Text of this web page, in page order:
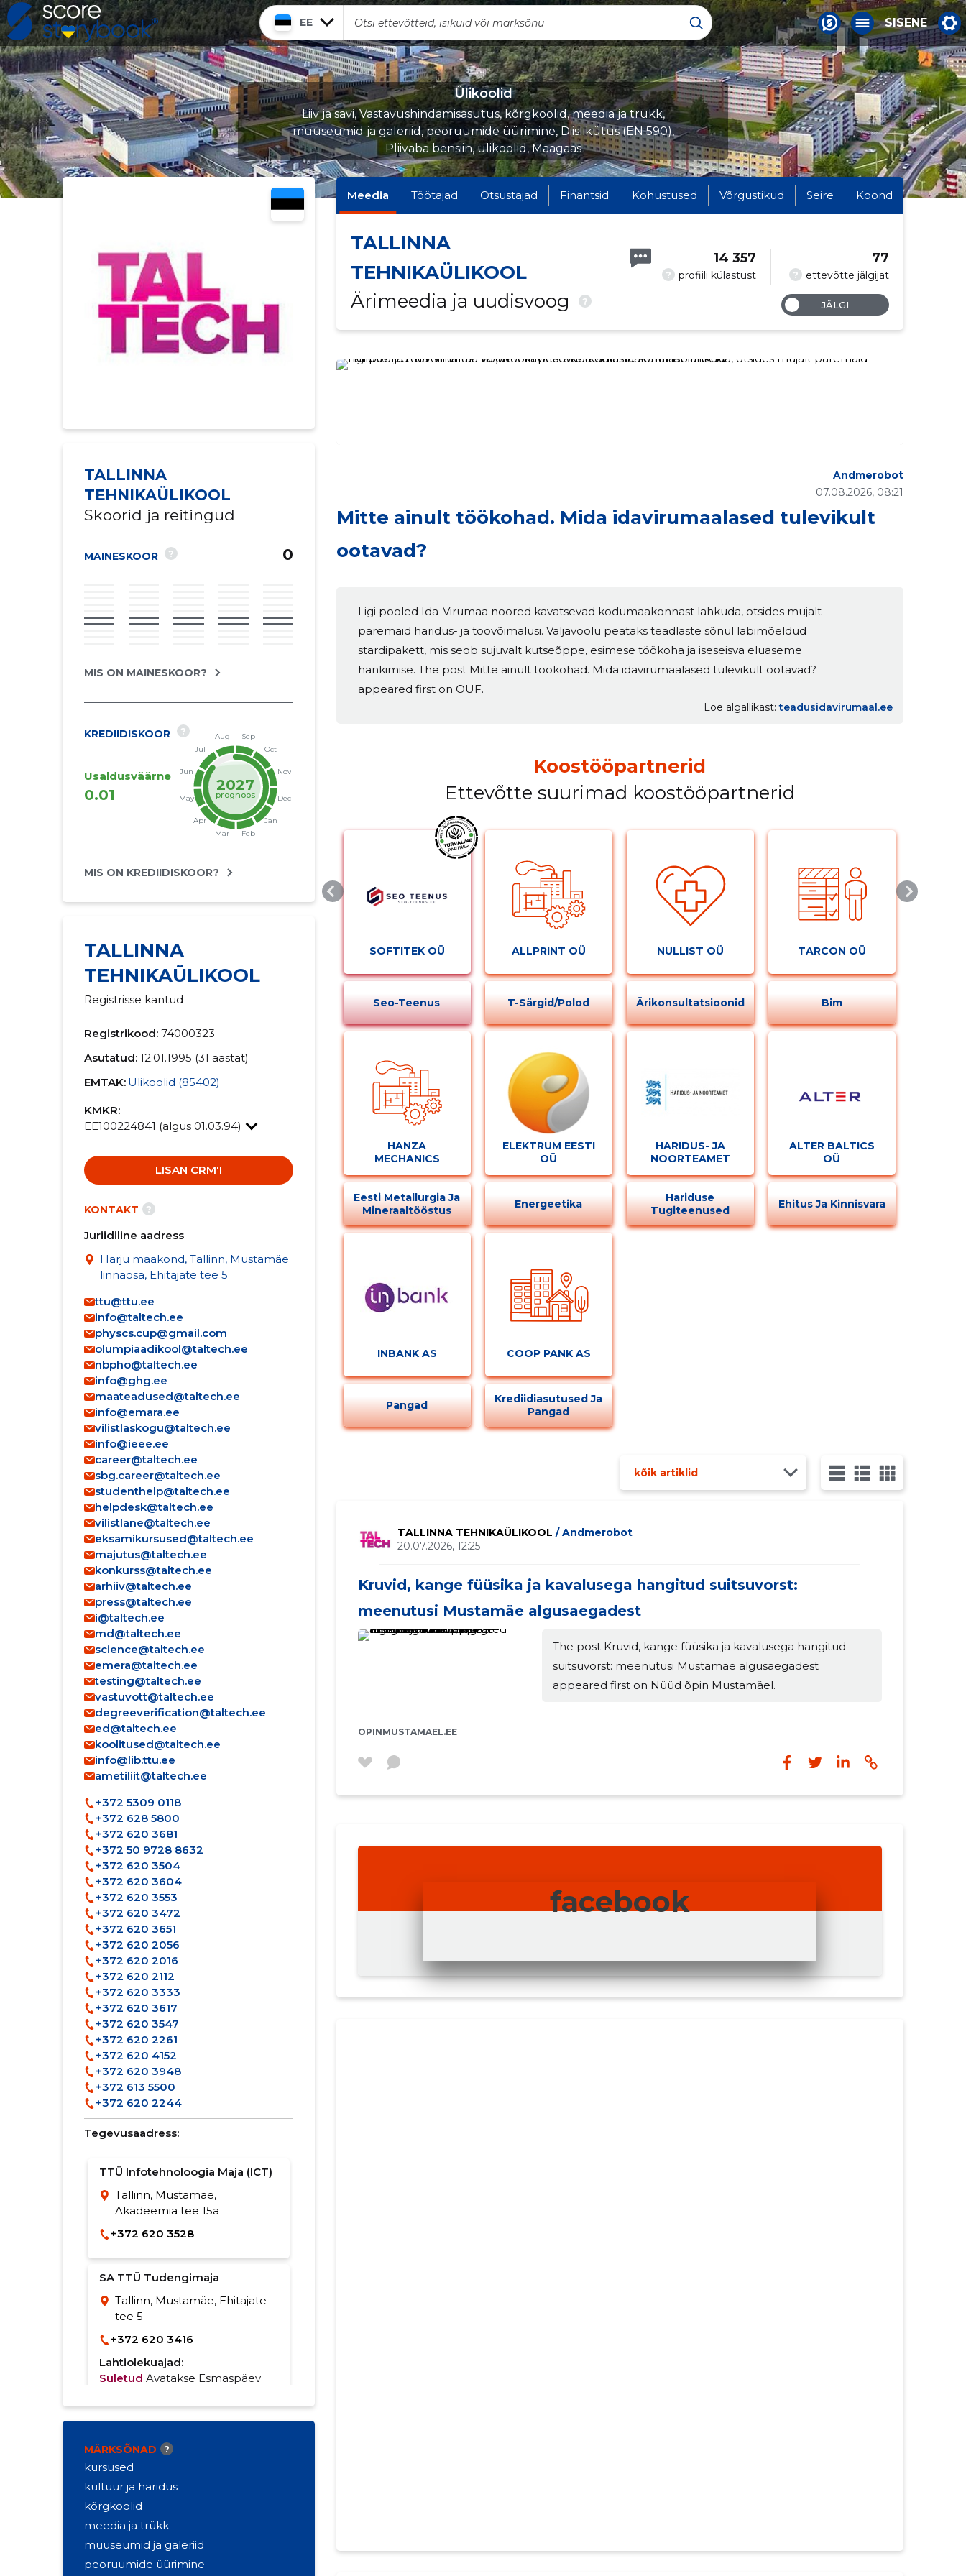
EE SISENE
Ülikoolid
Liiv ja savi, Vastavushindamisasutus, kõrgkoolid, meedia ja trükk,
muuseumid ja galeriid, peoruumide üürimine, Diislikütus (EN 590),
Pliivaba bensiin, ülikoolid, Maagaas
TALLINNA
TEHNIKAÜLIKOOL
Skoorid ja reitingud
MAINESKOOR ? 0
MIS ON MAINESKOOR?
KREDIIDISKOOR ?
Usaldusväärne
0.01
2027
prognoos
MIS ON KREDIIDISKOOR?
TALLINNA
TEHNIKAÜLIKOOL
Registrisse kantud
Registrikood: 74000323
Asutatud: 12.01.1995 (31 aastat)
EMTAK: Ülikoolid (85402)
KMKR:
EE100224841 (algus 01.03.94)
LISAN CRM'I
KONTAKT ?
Juriidiline aadress
Harju maakond, Tallinn, Mustamäe
linnaosa, Ehitajate tee 5
ttu@ttu.ee
info@taltech.ee
physcs.cup@gmail.com
olumpiaadikool@taltech.ee
nbpho@taltech.ee
info@ghg.ee
maateadused@taltech.ee
info@emara.ee
vilistlaskogu@taltech.ee
info@ieee.ee
career@taltech.ee
sbg.career@taltech.ee
studenthelp@taltech.ee
helpdesk@taltech.ee
vilistlane@taltech.ee
eksamikursused@taltech.ee
majutus@taltech.ee
konkurss@taltech.ee
arhiiv@taltech.ee
press@taltech.ee
i@taltech.ee
md@taltech.ee
science@taltech.ee
emera@taltech.ee
testing@taltech.ee
vastuvott@taltech.ee
degreeverification@taltech.ee
ed@taltech.ee
koolitused@taltech.ee
info@lib.ttu.ee
ametiliit@taltech.ee
+372 5309 0118
+372 628 5800
+372 620 3681
+372 50 9728 8632
+372 620 3504
+372 620 3604
+372 620 3553
+372 620 3472
+372 620 3651
+372 620 2056
+372 620 2016
+372 620 2112
+372 620 3333
+372 620 3617
+372 620 3547
+372 620 2261
+372 620 4152
+372 620 3948
+372 613 5500
+372 620 2244
Tegevusaadress:
TTÜ Infotehnoloogia Maja (ICT)
Tallinn, Mustamäe,
Akadeemia tee 15a
+372 620 3528
SA TTÜ Tudengimaja
Tallinn, Mustamäe, Ehitajate
tee 5
+372 620 3416
Lahtiolekuajad:
Suletud Avatakse Esmaspäev
FinEst Centre for Smart Cities
Tallinn, Mustamäe, Ehitajate
tee 5
Lahtiolekuajad:
SuletudAvatakse Esmaspäev
MÄRKSÕNAD ?
kursused
kultuur ja haridus
kõrgkoolid
meedia ja trükk
muuseumid ja galeriid
peoruumide üürimine
Meedia Töötajad Otsustajad Finantsid Kohustused Võrgustikud Seire Koond
TALLINNA
TEHNIKAÜLIKOOL
Ärimeedia ja uudisvoog
?
? profiili külastust
14 357
? ettevõtte jälgijat
77
JÄLGI
Mitte ainult töökohad. Mida idavirumaalased tulevikult
ootavad?
07.08.2026, 08:21
Andmerobot
Ligi pooled Ida-Virumaa noored kavatsevad kodumaakonnast lahkuda, otsides mujalt
paremaid haridus- ja töövõimalusi. Väljavoolu peataks teadlaste sõnul läbimõeldud
stardipakett, mis seob sujuvalt kutseõppe, esimese töökoha ja iseseisva eluaseme
hankimise. The post Mitte ainult töökohad. Mida idavirumaalased tulevikult ootavad?
appeared first on OÜF.
Loe algallikast teadusidavirumaal.ee
Koostööpartnerid
Ettevõtte suurimad koostööpartnerid
SOFTITEK OÜ
Seo-Teenus
ALLPRINT OÜ
T-Särgid/polod
NULLIST OÜ
Ärikonsultatsioonid
TARCON OÜ
Bim
HANZA
MECHANICS
Eesti Metallurgia Ja
Mineraaltööstus
ELEKTRUM EESTI
OÜ
Energeetika
HARIDUS- JA
NOORTEAMET
Hariduse
Tugiteenused
ALTER BALTICS
OÜ
Ehitus Ja Kinnisvara
INBANK AS
Pangad
COOP PANK AS
Krediidiasutused Ja
Pangad
kõik artiklid
TALLINNA TEHNIKAÜLIKOOL / Andmerobot
20.07.2026, 12:25
Kruvid, kange füüsika ja kavalusega hangitud suitsuvorst:
meenutusi Mustamäe algusaegadest
OPINMUSTAMAEL.EE
The post Kruvid, kange füüsika ja kavalusega hangitud
suitsuvorst: meenutusi Mustamäe algusaegadest
appeared first on Nüüd õpin Mustamäel.
Muuda pildi kirjeldust
facebook